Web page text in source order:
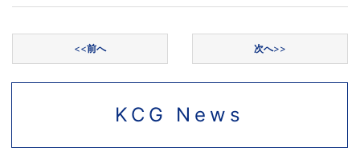
<<前へ 次へ>>
KCG News